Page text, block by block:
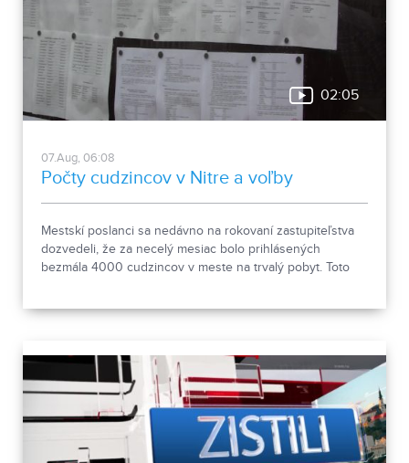
02:05
07.Aug, 06:08
Počty cudzincov v Nitre a voľby
Mestskí poslanci sa nedávno na rokovaní zastupiteľstva
dozvedeli, že za necelý mesiac bolo prihlásených
bezmála 4000 cudzincov v meste na trvalý pobyt. Toto